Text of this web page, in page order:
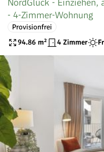
- 4-Zimmer-Wohnung
Provisionfrei
94.86 m² 4 Zimmer